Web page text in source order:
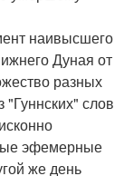
наивысшего
Дуная от
разных
слов
эфемерные
же день